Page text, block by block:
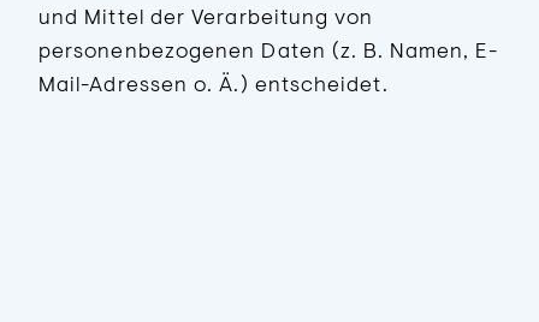
und Mittel der Verarbeitung von
personenbezogenen Daten (z. B. Namen, E-
Mail-Adressen o. Ä.) entscheidet.